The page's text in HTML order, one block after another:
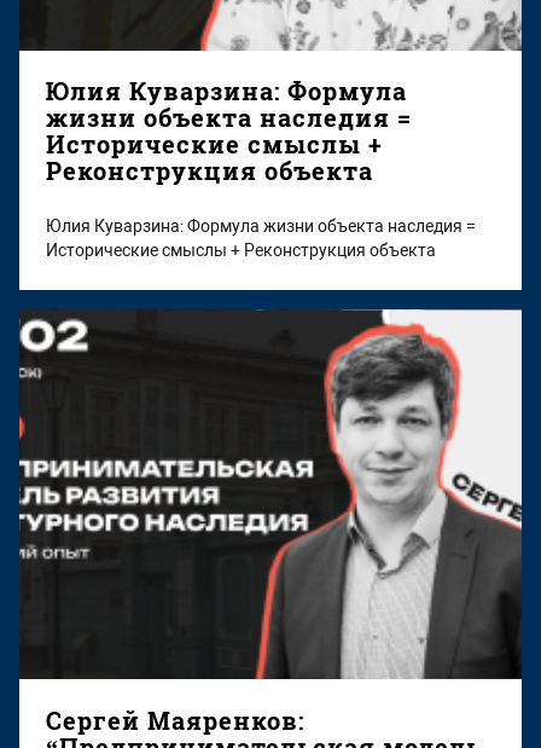
Юлия Куварзина: Формула
жизни объекта наследия =
Исторические смыслы +
Реконструкция объекта
Юлия Куварзина: Формула жизни объекта наследия =
Исторические смыслы + Реконструкция объекта
Сергей Маяренков: